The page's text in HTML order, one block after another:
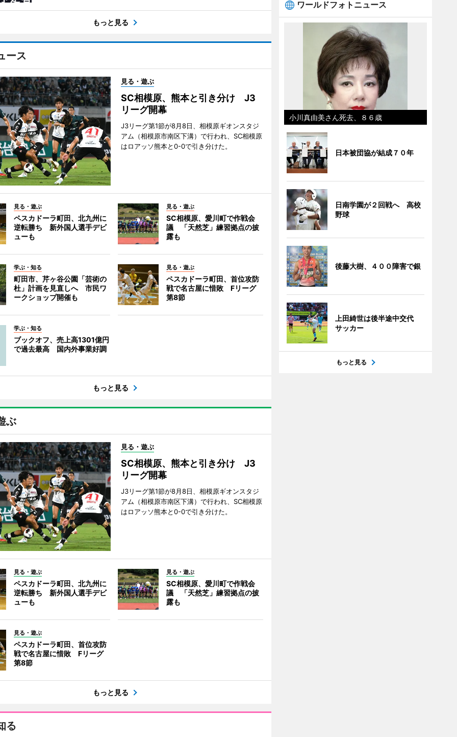
もっと見る
ース
見る・遊ぶ
SC相模原、熊本と引き分け J3
リーグ開幕
J3リーグ第1節が8月8日、相模原ギオンスタジ
アム（相模原市南区下溝）で行われ、SC相模原
はロアッソ熊本と0-0で引き分けた。
見る・遊ぶ
ペスカドーラ町田、北九州に
逆転勝ち 新外国人選手デビ
ューも
見る・遊ぶ
SC相模原、愛川町で作戦会
議 「天然芝」練習拠点の披
露も
学ぶ・知る
町田市、芹ヶ谷公園「芸術の
杜」計画を見直しへ 市民ワ
ークショップ開催も
見る・遊ぶ
ペスカドーラ町田、首位攻防
戦で名古屋に惜敗 Fリーグ
第8節
学ぶ・知る
ブックオフ、売上高1301億円
で過去最高 国内外事業好調
もっと見る
ぶ
見る・遊ぶ
SC相模原、熊本と引き分け J3
リーグ開幕
J3リーグ第1節が8月8日、相模原ギオンスタジ
アム（相模原市南区下溝）で行われ、SC相模原
はロアッソ熊本と0-0で引き分けた。
見る・遊ぶ
ペスカドーラ町田、北九州に
逆転勝ち 新外国人選手デビ
ューも
見る・遊ぶ
SC相模原、愛川町で作戦会
議 「天然芝」練習拠点の披
露も
見る・遊ぶ
ペスカドーラ町田、首位攻防
戦で名古屋に惜敗 Fリーグ
第8節
もっと見る
る
ワールドフォトニュース
小川真由美さん死去、８６歳
日本被団協が結成７０年
日南学園が２回戦へ 高校
野球
後藤大樹、４００障害で銀
上田綺世は後半途中交代
サッカー
もっと見る